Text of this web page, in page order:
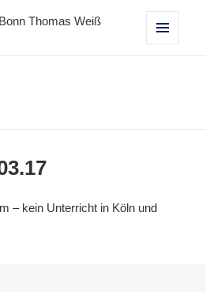
– kein Unterricht in Köln und